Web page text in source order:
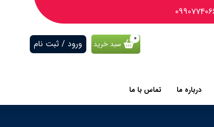
ورود / ثبت نام سبد خرید
درباره ما تماس با ما